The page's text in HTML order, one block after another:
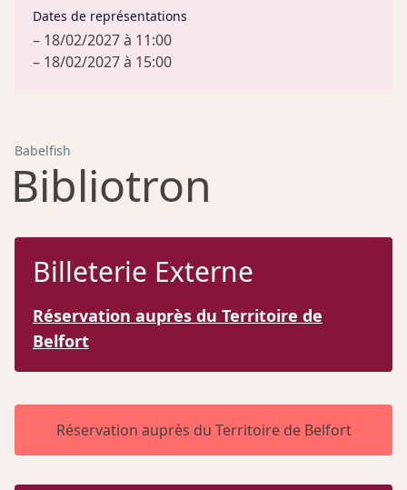
Dates de représentations
– 18/02/2027 à 11:00
– 18/02/2027 à 15:00
Babelfish
Bibliotron
Billeterie Externe
Réservation auprès du Territoire de
Belfort
Réservation auprès du Territoire de Belfort